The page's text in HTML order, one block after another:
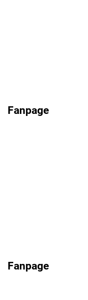
Fanpage
Fanpage